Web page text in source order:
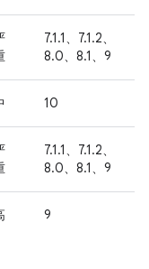
7.1.1、7.1.2、
8.0、8.1、9
10
7.1.1、7.1.2、
8.0、8.1、9
9